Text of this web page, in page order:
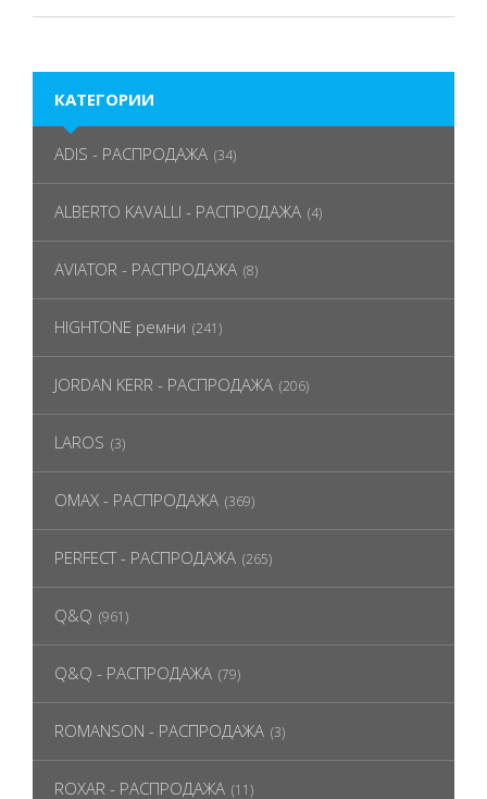
КАТЕГОРИИ
ADIS - РАСПРОДАЖА (34)
ALBERTO KAVALLI - РАСПРОДАЖА (4)
AVIATOR - РАСПРОДАЖА (8)
HIGHTONE ремни (241)
JORDAN KERR - РАСПРОДАЖА (206)
LAROS (3)
OMAX - РАСПРОДАЖА (369)
PERFECT - РАСПРОДАЖА (265)
Q&Q (961)
Q&Q - РАСПРОДАЖА (79)
ROMANSON - РАСПРОДАЖА (3)
ROXAR - РАСПРОДАЖА (11)